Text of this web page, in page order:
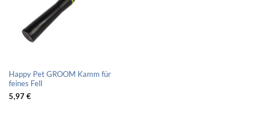
Happy Pet GROOM Kamm für
feines Fell
5,97€